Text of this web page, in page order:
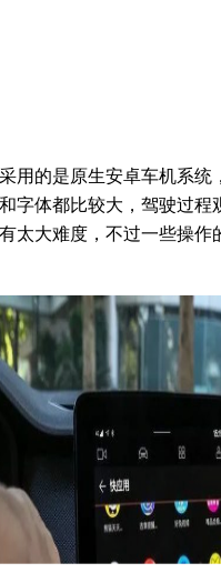
用的是原生安卓车机系统
字体都比较大，驾驶过程
太大难度，不过一些操作